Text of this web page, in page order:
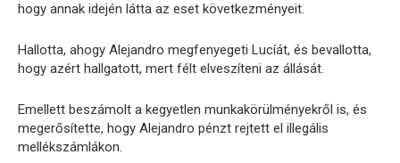
hogy annak idején látta az eset következményeit.
Hallotta, ahogy Alejandro megfenyegeti Lucíát, és bevallotta,
hogy azért hallgatott, mert félt elveszíteni az állását.
Emellett beszámolt a kegyetlen munkakörülményekről is, és
megerősítette, hogy Alejandro pénzt rejtett el illegális
mellékszámlákon.